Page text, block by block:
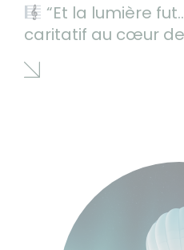
“Et la lumière
caritatif au cœur